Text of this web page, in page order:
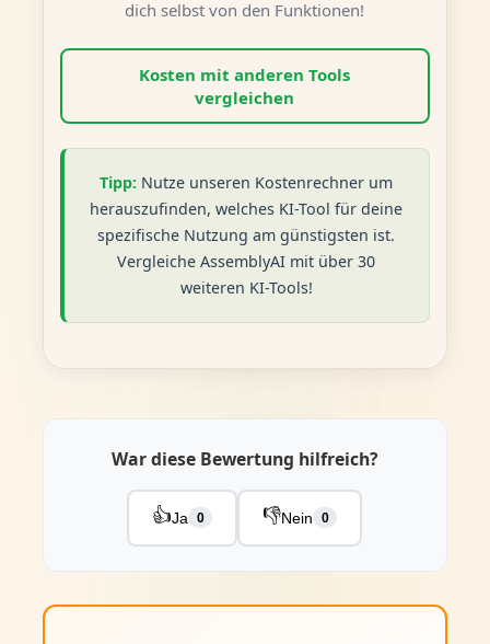
dich selbst von den Funktionen!
Kosten mit anderen Tools
vergleichen
Tipp: Nutze unseren Kostenrechner um
herauszufinden, welches KI-Tool für deine
spezifische Nutzung am günstigsten ist.
Vergleiche AssemblyAI mit über 30
weiteren KI-Tools!
War diese Bewertung hilfreich?
👍Ja 0 👎Nein 0